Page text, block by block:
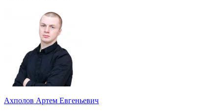
Ахполов Артем Евгеньевич